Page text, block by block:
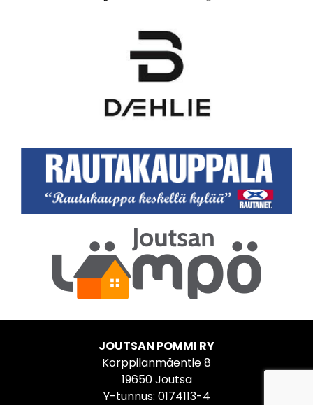
JOUTSAN POMMI RY
Korppilanmäentie 8
19650 Joutsa
Y-tunnus: 0174113-4